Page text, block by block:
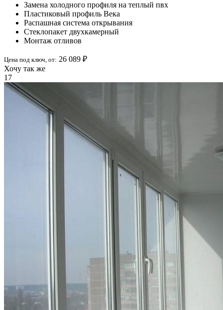
Замена холодного профиля на теплый пвх
Пластиковый профиль Века
Распашная система открывания
Стеклопакет двухкамерный
Монтаж отливов
Цена под ключ, от: 26 089 ₽
Хочу так же
17